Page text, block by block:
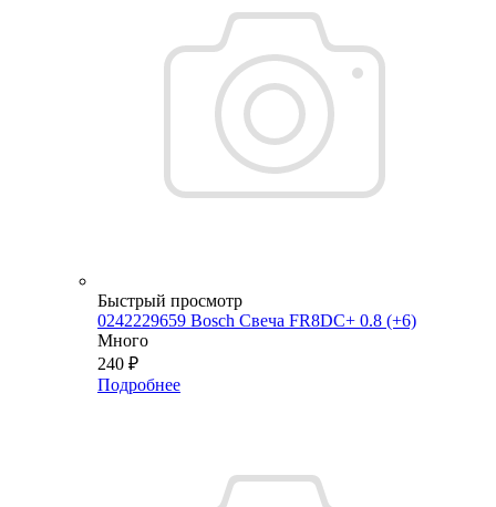
Быстрый просмотр
0242229659 Bosch Свеча FR8DC+ 0.8 (+6)
Много
240 ₽
Подробнее